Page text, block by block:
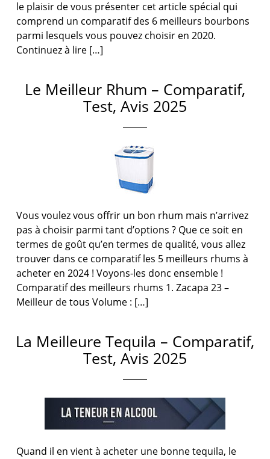
le plaisir de vous présenter cet article spécial qui
comprend un comparatif des 6 meilleurs bourbons
parmi lesquels vous pouvez choisir en 2020.
Continuez à lire […]
Le Meilleur Rhum – Comparatif,
Test, Avis 2025
Vous voulez vous offrir un bon rhum mais n’arrivez
pas à choisir parmi tant d’options ? Que ce soit en
termes de goût qu’en termes de qualité, vous allez
trouver dans ce comparatif les 5 meilleurs rhums à
acheter en 2024 ! Voyons-les donc ensemble !
Comparatif des meilleurs rhums 1. Zacapa 23 –
Meilleur de tous Volume : […]
La Meilleure Tequila – Comparatif,
Test, Avis 2025
Quand il en vient à acheter une bonne tequila, le